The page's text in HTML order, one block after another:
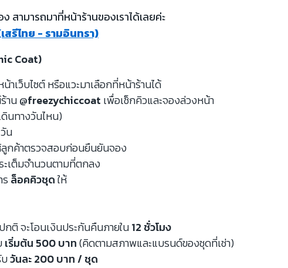
สามารถมาที่หน้าร้านของเราได้เลยค่ะ
รีไทย - รามอินทรา)
Coat)
เว็บไซต์ หรือแวะมาเลือกที่หน้าร้านได้
าน@freezychiccoat เพื่อเช็กคิวและจองล่วงหน้า
นทางวันไหน)
น
ลูกค้าตรวจสอบก่อนยืนยันจอง
ะเต็มจำนวนตามที่ตกลง
รล็อคคิวชุดให้
ติ จะโอนเงินประกันคืนภายใน12 ชั่วโมง
เริ่มต้น 500 บาท(คิดตามสภาพและแบรนด์ของชุดที่เช่า)
วันละ 200 บาท / ชุด